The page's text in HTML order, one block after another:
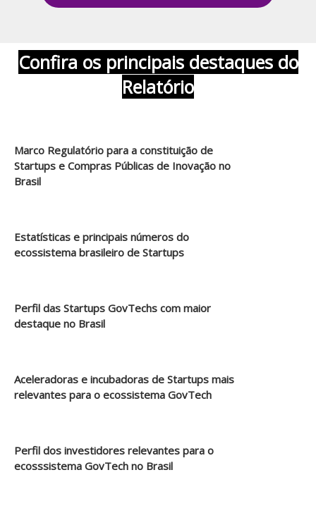
Confira os principais destaques do
Relatório
Marco Regulatório para a constituição de
Startups e Compras Públicas de Inovação no
Brasil
Estatísticas e principais números do
ecossistema brasileiro de Startups
Perfil das Startups GovTechs com maior
destaque no Brasil
Aceleradoras e incubadoras de Startups mais
relevantes para o ecossistema GovTech
Perfil dos investidores relevantes para o
ecosssistema GovTech no Brasil